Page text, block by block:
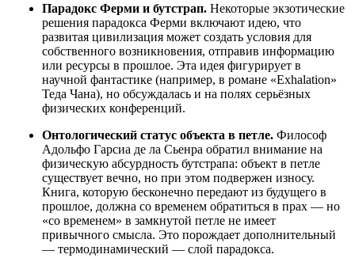
Парадокс Ферми и бутстрап. Некоторые экзотические
решения парадокса Ферми включают идею, что
развитая цивилизация может создать условия для
собственного возникновения, отправив информацию
или ресурсы в прошлое. Эта идея фигурирует в
научной фантастике (например, в романе «Exhalation»
Теда Чана), но обсуждалась и на полях серьёзных
физических конференций.
Онтологический статус объекта в петле. Философ
Адольфо Гарсиа де ла Сьенра обратил внимание на
физическую абсурдность бутстрапа: объект в петле
существует вечно, но при этом подвержен износу.
Книга, которую бесконечно передают из будущего в
прошлое, должна со временем обратиться в прах — но
«со временем» в замкнутой петле не имеет
привычного смысла. Это порождает дополнительный
— термодинамический — слой парадокса.